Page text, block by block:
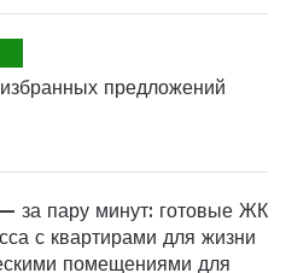
предложений
за пару минут: готовые ЖК
с квартирами для жизни
помещениями для